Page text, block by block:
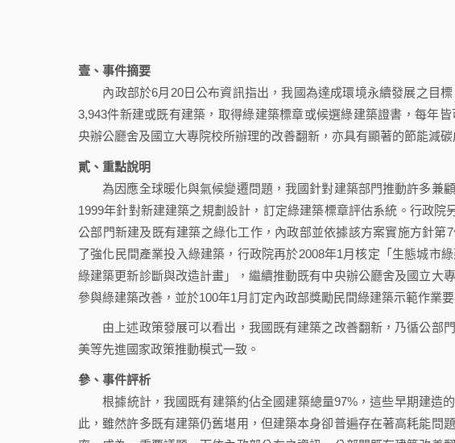
壹、事件摘要
內政部於6月20日公布資訊指出，我國為達成環境永續發展之目標
3,943件新建或既有建築，取得綠建築標章或候選綠建築證書，每年
央辦公廳舍及國立大專院校所辦理的改善翻新，亦具有顯著的節能減碳
貳、重點說明
為因應全球暖化與氣候變遷問題，我國針對建築部門推動許多兼
1999年針對新建建築之規劃設計，訂定綠建築標章評估系統。行政
公部門新建及既有建築之綠化工作，內政部並依據該方案實施方針
了強化民間產業投入綠建築，行政院再於2008年1月核定「生態城市
綠建築更新診斷與改造計畫」，繼續推動既有中央辦公廳舍及國立大
參與綠建築改善，並於100年1月訂定內政部獎勵民間綠建築示範作業要
由上述政策發展可以看出，我國既有建築之改善翻新，乃循公部
美等先進國家政策推動模式一致。
參、事件評析
根據統計，我國既有建築約佔全國建築總量97%，這些早期建造
此，雖然許多既有建築仍舊堪用，但建築本身卻普遍存在著高耗能問